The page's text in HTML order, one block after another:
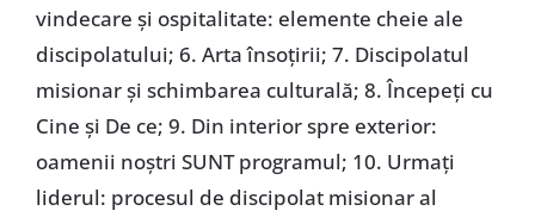
vindecare și ospitalitate: elemente cheie ale
discipolatului; 6. Arta însoțirii; 7. Discipolatul
misionar și schimbarea culturală; 8. Începeți cu
Cine și De ce; 9. Din interior spre exterior:
oamenii noștri SUNT programul; 10. Urmați
liderul: procesul de discipolat misionar al